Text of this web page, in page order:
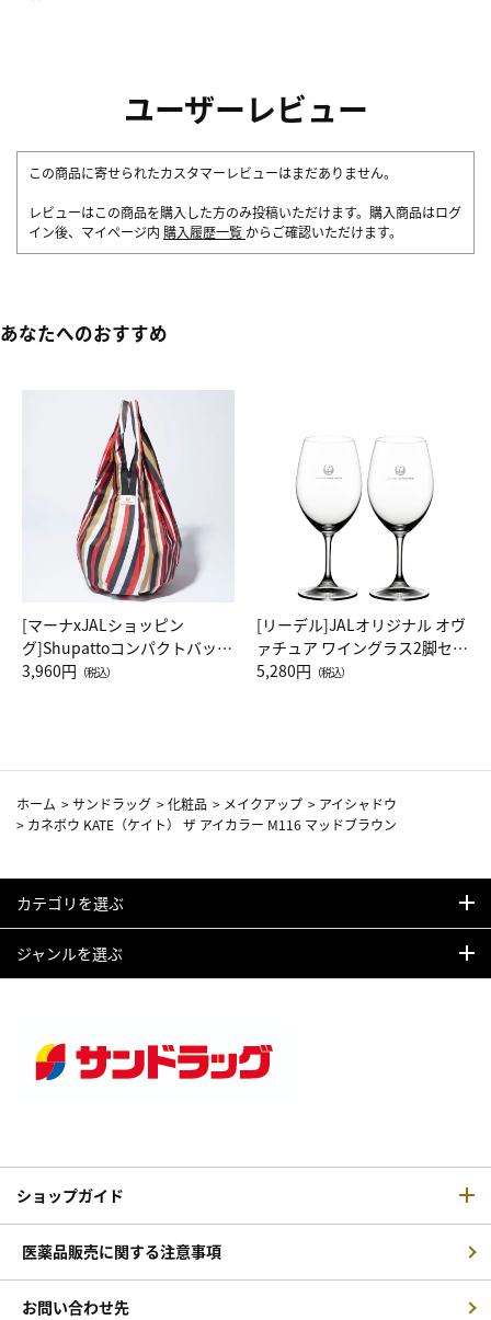
ユーザーレビュー
この商品に寄せられたカスタマーレビューはまだありません。
レビューはこの商品を購入した方のみ投稿いただけます。購入商品はログ
イン後、マイページ内 購入履歴一覧 からご確認いただけます。
あなたへのおすすめ
[マーナxJALショッピン
グ]Shupattoコンパクトバッグ
Drop JAL客室乗務員（LC）ス
3,960円 （税込）
[リーデル]JALオリジナル オヴ
ァチュア ワイングラス2脚セッ
ト（レッドワイン）
5,280円 （税込）
ホーム >サンドラッグ >化粧品 > メイクアップ > アイシャドウ
> カネボウ KATE（ケイト） ザ アイカラー M116 マッドブラウン
カテゴリを選ぶ
ジャンルを選ぶ
ショップガイド
医薬品販売に関する注意事項
お問い合わせ先